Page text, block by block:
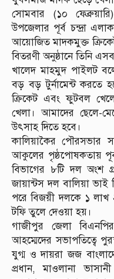
সোমবার (১০
উপজেলার পূর্ব চন্দ্রা
আয়োজিত মাদকমুক্ত ক্রিকেট
বিতরণী অনুষ্ঠানে তিনি
খালেদ মাহমুদ পাইলট
বড় বড় টুর্নামেন্ট করতে
ক্রিকেট এবং ফুটবল
খেলা। আমাদের ছেলে-
উৎসাহ দিতে হবে।
কালিয়াকৈর পৌরসভার
আকুলের পৃষ্ঠপোষকতায় পূর্ব
বিভাগের ৮টি দল অংশ
জায়ান্টস দল বালিয়া ভাই
পরে বিজয়ী দলকে ১ লাখ
টফি তুলে দেওয়া হয়।
গাজীপুর জেলা
আহম্মেদের সভাপতিত্বে
যুগ্ম ও দায়রা জজ
প্রধান, মাওলানা